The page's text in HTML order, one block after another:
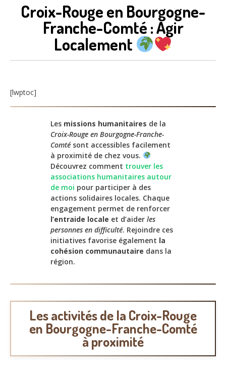
Croix-Rouge en Bourgogne-
Franche-Comté : Agir
Localement
[lwptoc]
Les missions humanitaires de la
Croix-Rouge en Bourgogne-Franche-
Comté sont accessibles facilement
à proximité de chez vous.
Découvrez comment trouver les
associations humanitaires autour
de moi pour participer à des
actions solidaires locales. Chaque
engagement permet de renforcer
l’entraide locale et d’aider les
personnes en difficulté. Rejoindre ces
initiatives favorise également la
cohésion communautaire dans la
région.
Les activités de la Croix-Rouge
en Bourgogne-Franche-Comté
à proximité